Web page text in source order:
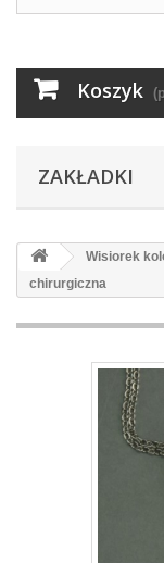
Koszyk
ZAKŁADKI
Wisiorek
chirurgiczna